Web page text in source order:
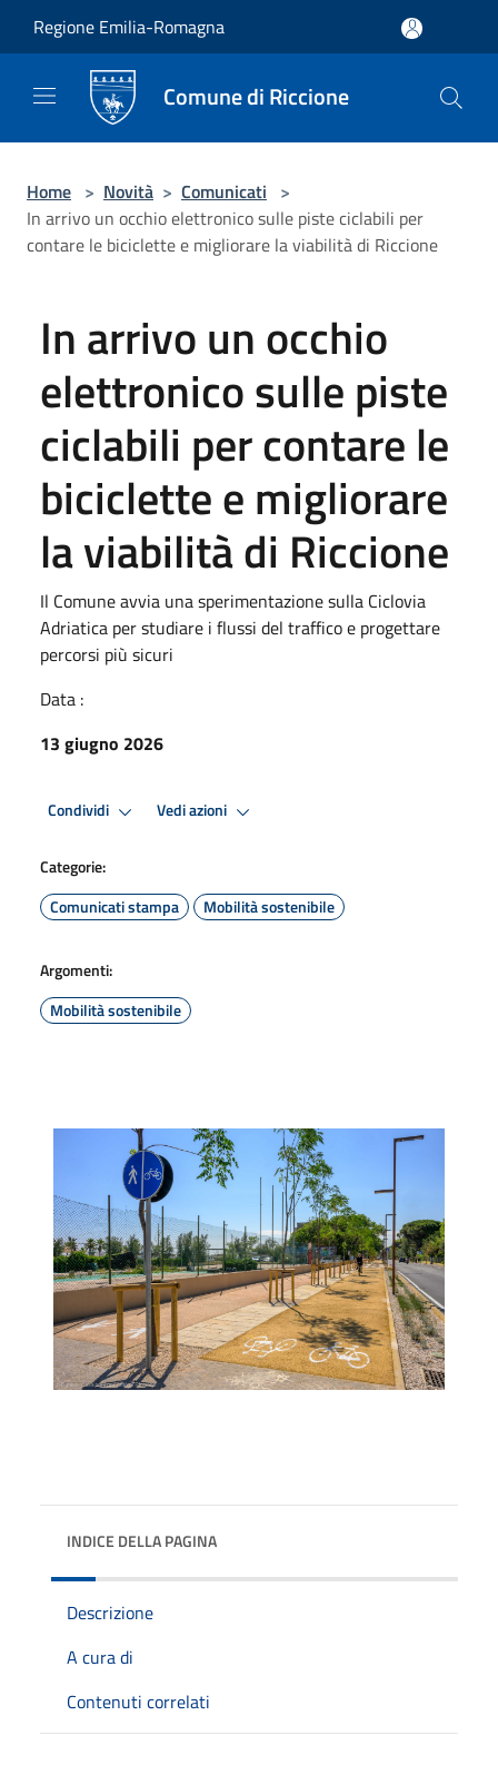
Regione Emilia-Romagna
Comune di Riccione
Home > Novità > Comunicati >
In arrivo un occhio elettronico sulle piste ciclabili per
contare le biciclette e migliorare la viabilità di Riccione
In arrivo un occhio
elettronico sulle piste
ciclabili per contare le
biciclette e migliorare
la viabilità di Riccione
Il Comune avvia una sperimentazione sulla Ciclovia
Adriatica per studiare i flussi del traffico e progettare
percorsi più sicuri
Data :
13 giugno 2026
Condividi Vedi azioni
Categorie:
Comunicati stampa
Mobilità sostenibile
Argomenti:
Mobilità sostenibile
INDICE DELLA PAGINA
Descrizione
A cura di
Contenuti correlati